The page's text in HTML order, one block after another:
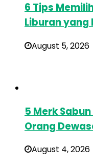
6 Tips
Liburan yang
August 5, 2026
5 Merk
Orang
August 4, 2026